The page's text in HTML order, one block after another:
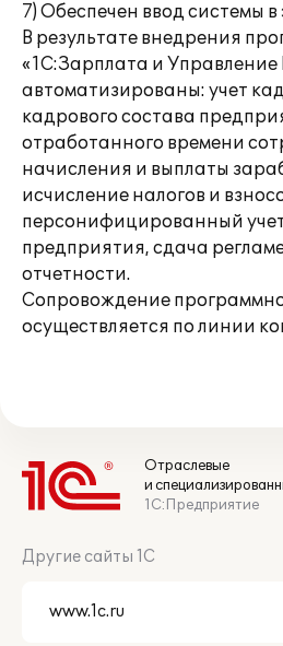
7) Обеспечен ввод системы
В результате внедрения
«1С:Зарплата и
автоматизированы: учет
кадрового состава
отработанного времени
начисления и выплаты
исчисление налогов и
персонифицированный
предприятия, сдача
отчетности.
Сопровождение
осуществляется по линии
Отраслевые
и
1С:Предприятие
Другие сайты 1С